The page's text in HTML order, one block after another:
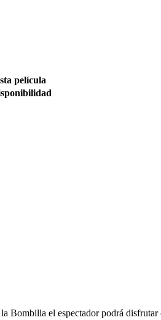
película
Bombilla el espectador podrá